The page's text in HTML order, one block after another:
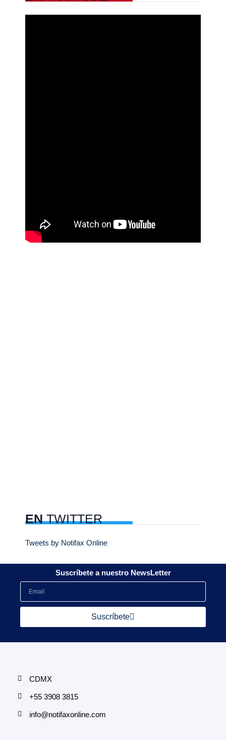
ENTWITTER
Tweets by Notifax Online
Suscríbete a nuestro NewsLetter
Suscríbete
CDMX
+55 3908 3815
info@notifaxonline.com